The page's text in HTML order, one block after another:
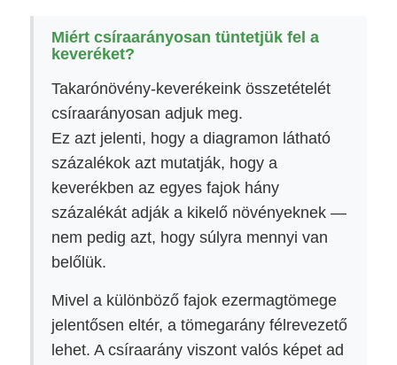
Miért csíraarányosan tüntetjük fel a
keveréket?
Takarónövény-keverékeink összetételét
csíraarányosan adjuk meg.
Ez azt jelenti, hogy a diagramon látható
százalékok azt mutatják, hogy a
keverékben az egyes fajok hány
százalékát adják a kikelő növényeknek —
nem pedig azt, hogy súlyra mennyi van
belőlük.
Mivel a különböző fajok ezermagtömege
jelentősen eltér, a tömegarány félrevezető
lehet. A csíraarány viszont valós képet ad